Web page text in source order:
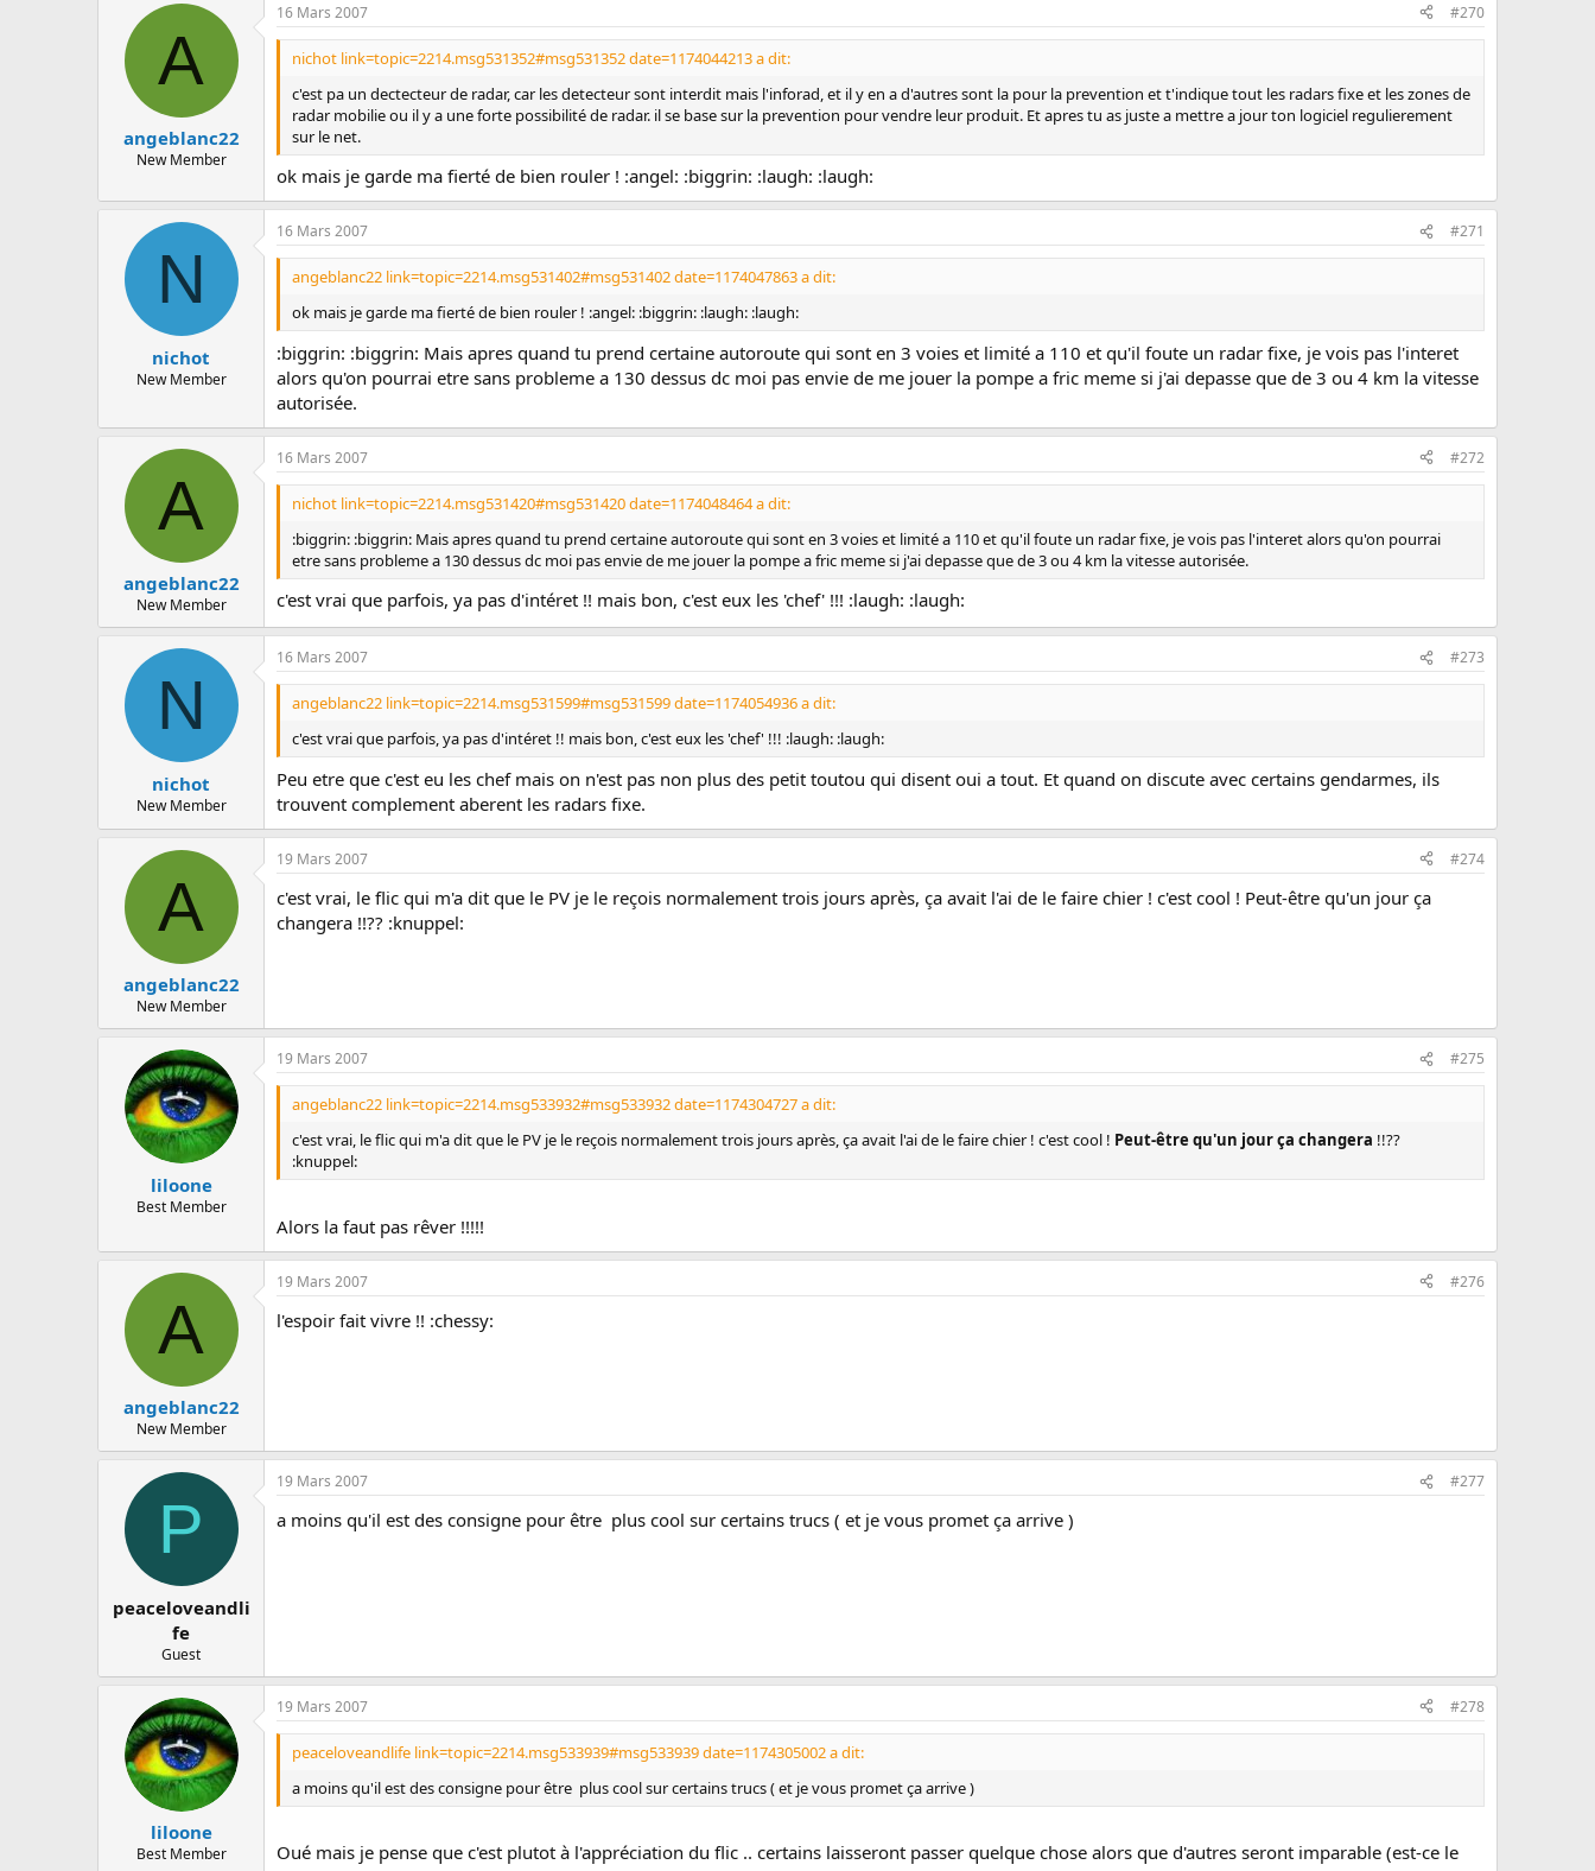
A
angeblanc22
New Member
16 Mars 2007 #270
nichot link=topic=2214.msg531352#msg531352 date=1174044213 a dit:
c'est pa un dectecteur de radar, car les detecteur sont interdit mais l'inforad, et il y en a d'autres sont la pour la prevention et t'indique tout les radars fixe et les zones de
radar mobilie ou il y a une forte possibilité de radar. il se base sur la prevention pour vendre leur produit. Et apres tu as juste a mettre a jour ton logiciel regulierement
sur le net.
ok mais je garde ma fierté de bien rouler ! :angel: :biggrin: :laugh: :laugh:
N
nichot
New Member
16 Mars 2007 #271
angeblanc22 link=topic=2214.msg531402#msg531402 date=1174047863 a dit:
ok mais je garde ma fierté de bien rouler ! :angel: :biggrin: :laugh: :laugh:
:biggrin: :biggrin: Mais apres quand tu prend certaine autoroute qui sont en 3 voies et limité a 110 et qu'il foute un radar fixe, je vois pas l'interet
alors qu'on pourrai etre sans probleme a 130 dessus dc moi pas envie de me jouer la pompe a fric meme si j'ai depasse que de 3 ou 4 km la vitesse
autorisée.
A
angeblanc22
New Member
16 Mars 2007 #272
nichot link=topic=2214.msg531420#msg531420 date=1174048464 a dit:
:biggrin: :biggrin: Mais apres quand tu prend certaine autoroute qui sont en 3 voies et limité a 110 et qu'il foute un radar fixe, je vois pas l'interet alors qu'on pourrai
etre sans probleme a 130 dessus dc moi pas envie de me jouer la pompe a fric meme si j'ai depasse que de 3 ou 4 km la vitesse autorisée.
c'est vrai que parfois, ya pas d'intéret !! mais bon, c'est eux les 'chef' !!! :laugh: :laugh:
N
nichot
New Member
16 Mars 2007 #273
angeblanc22 link=topic=2214.msg531599#msg531599 date=1174054936 a dit:
c'est vrai que parfois, ya pas d'intéret !! mais bon, c'est eux les 'chef' !!! :laugh: :laugh:
Peu etre que c'est eu les chef mais on n'est pas non plus des petit toutou qui disent oui a tout. Et quand on discute avec certains gendarmes, ils
trouvent complement aberent les radars fixe.
A
angeblanc22
New Member
19 Mars 2007 #274
c'est vrai, le flic qui m'a dit que le PV je le reçois normalement trois jours après, ça avait l'ai de le faire chier ! c'est cool ! Peut-être qu'un jour ça
changera !!?? :knuppel:
liloone
Best Member
19 Mars 2007 #275
angeblanc22 link=topic=2214.msg533932#msg533932 date=1174304727 a dit:
c'est vrai, le flic qui m'a dit que le PV je le reçois normalement trois jours après, ça avait l'ai de le faire chier ! c'est cool ! Peut-être qu'un jour ça changera !!??
:knuppel:
Alors la faut pas rêver !!!!!
A
angeblanc22
New Member
19 Mars 2007 #276
l'espoir fait vivre !! :chessy:
P
peaceloveandli
fe
Guest
19 Mars 2007 #277
a moins qu'il est des consigne pour être plus cool sur certains trucs ( et je vous promet ça arrive )
liloone
Best Member
19 Mars 2007 #278
peaceloveandlife link=topic=2214.msg533939#msg533939 date=1174305002 a dit:
a moins qu'il est des consigne pour être plus cool sur certains trucs ( et je vous promet ça arrive )
Oué mais je pense que c'est plutot à l'appréciation du flic .. certains laisseront passer quelque chose alors que d'autres seront imparable (est-ce le